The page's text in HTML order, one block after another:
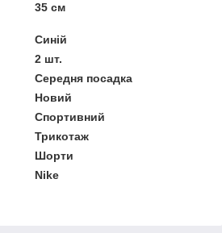
35 см
Синій
2 шт.
Середня посадка
Новий
Спортивний
Трикотаж
Шорти
Nike